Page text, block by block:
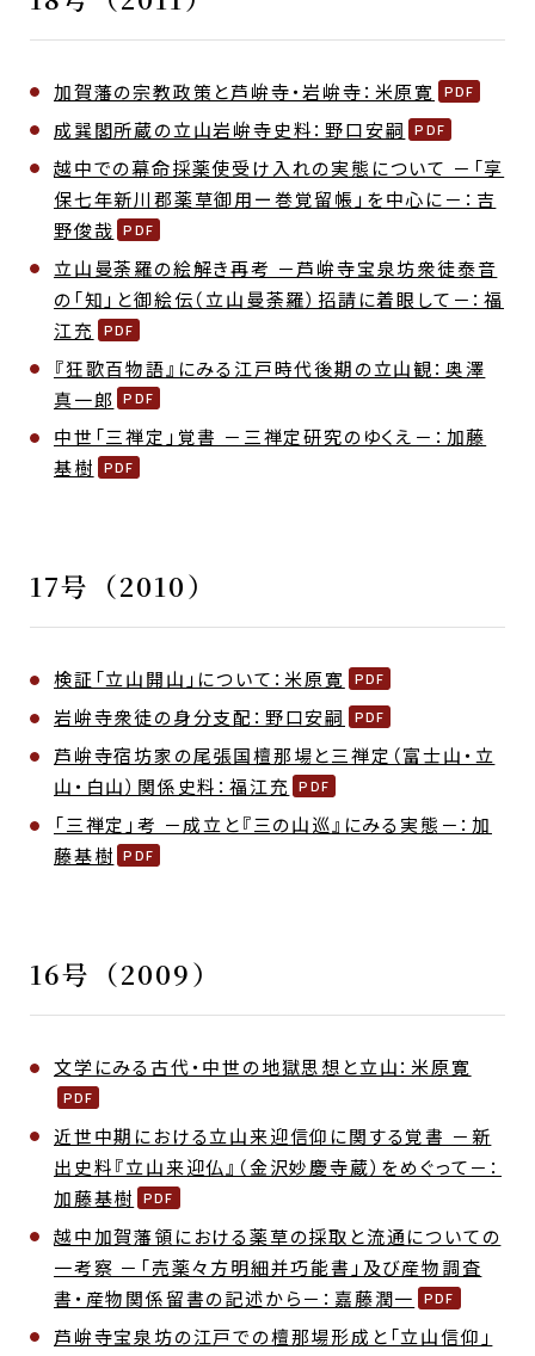
加賀藩の宗教政策と芦峅寺・岩峅寺：米原寛
成巽閣所蔵の立山岩峅寺史料：野口安嗣
越中での幕命採薬使受け入れの実態について －「享
保七年新川郡薬草御用ー巻覚留帳」を中心に－：吉
野俊哉
立山曼荼羅の絵解き再考 －芦峅寺宝泉坊衆徒泰音
の「知」と御絵伝（立山曼荼羅）招請に着眼して－：福
江充
『狂歌百物語』にみる江戸時代後期の立山観：奥澤
真一郎
中世「三禅定」覚書 －三禅定研究のゆくえ－：加藤
基樹
17号（2010）
検証「立山開山」について：米原寛
岩峅寺衆徒の身分支配：野口安嗣
芦峅寺宿坊家の尾張国檀那場と三禅定（富士山・立
山・白山）関係史料：福江充
「三禅定」考 －成立と『三の山巡』にみる実態－：加
藤基樹
16号（2009）
文学にみる古代・中世の地獄思想と立山：米原寛
近世中期における立山来迎信仰に関する覚書 －新
出史料『立山来迎仏』（金沢妙慶寺蔵）をめぐって－：
加藤基樹
越中加賀藩領における薬草の採取と流通についての
一考察 －「売薬々方明細并巧能書」及び産物調査
書・産物関係留書の記述から－：嘉藤潤一
芦峅寺宝泉坊の江戸での檀那場形成と「立山信仰」